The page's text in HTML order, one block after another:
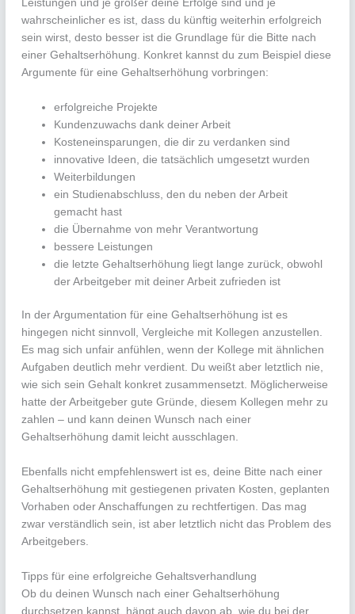
Leistungen und je größer deine Erfolge sind und je
wahrscheinlicher es ist, dass du künftig weiterhin erfolgreich
sein wirst, desto besser ist die Grundlage für die Bitte nach
einer Gehaltserhöhung. Konkret kannst du zum Beispiel diese
Argumente für eine Gehaltserhöhung vorbringen:
erfolgreiche Projekte
Kundenzuwachs dank deiner Arbeit
Kosteneinsparungen, die dir zu verdanken sind
innovative Ideen, die tatsächlich umgesetzt wurden
Weiterbildungen
ein Studienabschluss, den du neben der Arbeit
gemacht hast
die Übernahme von mehr Verantwortung
bessere Leistungen
die letzte Gehaltserhöhung liegt lange zurück, obwohl
der Arbeitgeber mit deiner Arbeit zufrieden ist
In der Argumentation für eine Gehaltserhöhung ist es
hingegen nicht sinnvoll, Vergleiche mit Kollegen anzustellen.
Es mag sich unfair anfühlen, wenn der Kollege mit ähnlichen
Aufgaben deutlich mehr verdient. Du weißt aber letztlich nie,
wie sich sein Gehalt konkret zusammensetzt. Möglicherweise
hatte der Arbeitgeber gute Gründe, diesem Kollegen mehr zu
zahlen – und kann deinen Wunsch nach einer
Gehaltserhöhung damit leicht ausschlagen.
Ebenfalls nicht empfehlenswert ist es, deine Bitte nach einer
Gehaltserhöhung mit gestiegenen privaten Kosten, geplanten
Vorhaben oder Anschaffungen zu rechtfertigen. Das mag
zwar verständlich sein, ist aber letztlich nicht das Problem des
Arbeitgebers.
Tipps für eine erfolgreiche Gehaltsverhandlung
Ob du deinen Wunsch nach einer Gehaltserhöhung
durchsetzen kannst, hängt auch davon ab, wie du bei der